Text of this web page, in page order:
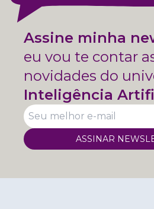
Assine minha
eu vou te contar
novidades do
Inteligência
ASSINAR